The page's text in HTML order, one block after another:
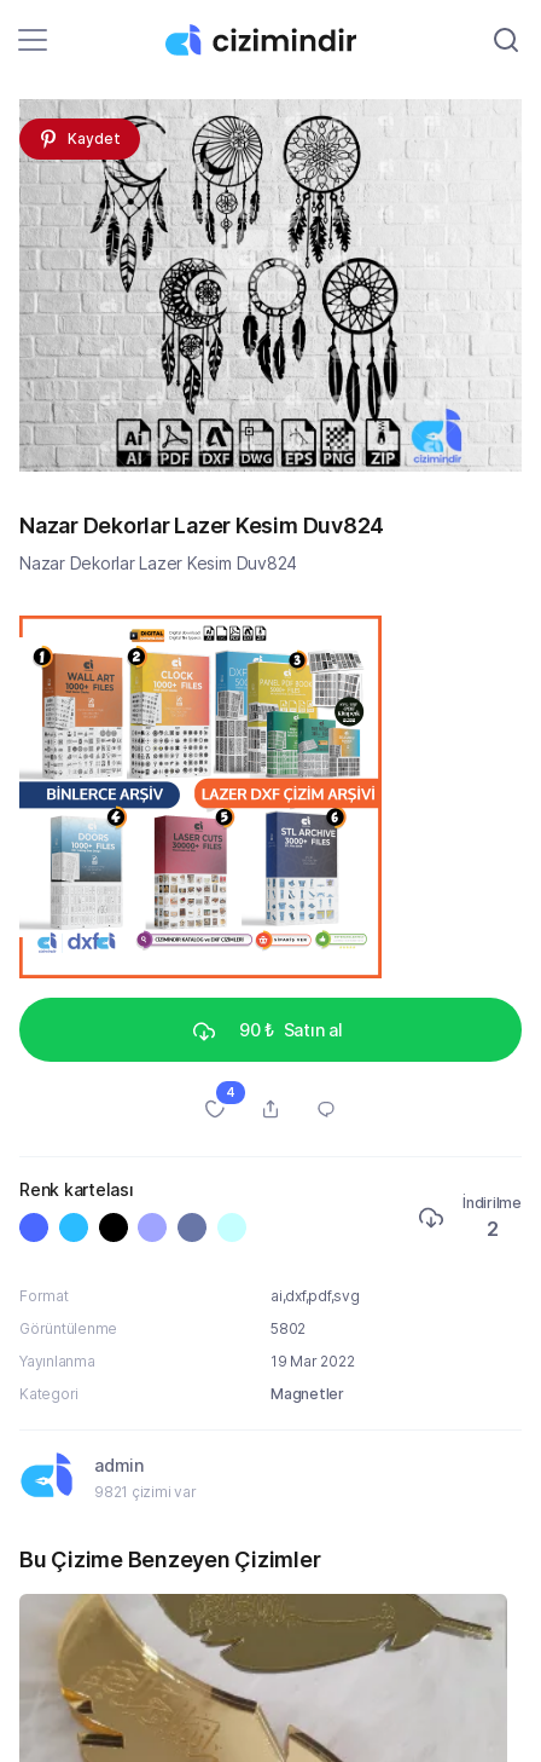
Kaydet
Nazar Dekorlar Lazer Kesim Duv824
Nazar Dekorlar Lazer Kesim Duv824
90 ₺ Satın al
4
Renk kartelası
İndirilme
2
Format
ai,dxf,pdf,svg
Görüntülenme
5802
Yayınlanma
19 Mar 2022
Kategori
Magnetler
admin
9821 çizimi var
Bu Çizime Benzeyen Çizimler